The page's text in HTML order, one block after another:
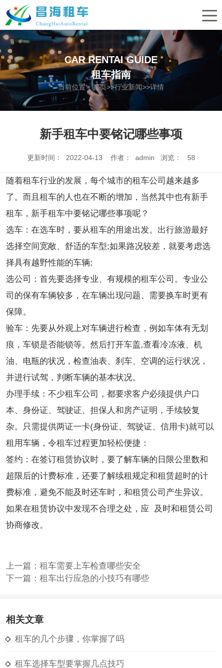
CAR RENTAI GUIDE
租车指南
当前位置：首页>>行业新闻>>详情
新手租车中要铭记哪些事项
更新时间： 2022-04-13 作者： admin 浏览： 58
随着租车行业的发展，每个城市的租车公司越来越多
了。而且租车的人也在不断的增加，当然其中也有新手
租车，新手租车中要铭记哪些事项呢？
选车：在选车时，要从租车的用途出发。出行旅游最好
选择空间宽敞、舒适的车型;如果路况较差，就要考虑选
择具有越野性能的车辆;
选公司：首先要选择专业、有规模的租车公司。专业公
司的保有车辆较多，在车辆出现问题、需要换车时更有
保障。
验车：先要从外观上对车辆进行检查，例如车体有无划
痕，车锁是否能锁等。然后打开车盖,查看冷冻液、机
油、电瓶的状况，检查油表、刹车、空调的运行状况，
并进行试驾，判断车辆的基本状况。
办理手续：不少租车公司，都要求客户必须提供户口
本、身份证、驾驶证、担保人和房产证明，手续较复
杂。只需提供两证一卡(身份证、驾驶证、信用卡)就可以
租用车辆，令租车过程更加轻松便捷：
签约：在签订租赁协议时，要了解车辆的日限公里数和
超限后的计费标准，还要了解续租规定和租赁超时的计
费标准，避免不能及时还车时，和租赁公司产生异议。
如果在租赁协议中发现不合理之处，应 及时和租赁公司
协商修改。
上一篇： 租车需要上车检查哪些安全
下一篇： 租车出行应急的小技巧有哪些
相关文章
租车的几个步骤，你掌握了吗
租车选择车型要掌握几点技巧